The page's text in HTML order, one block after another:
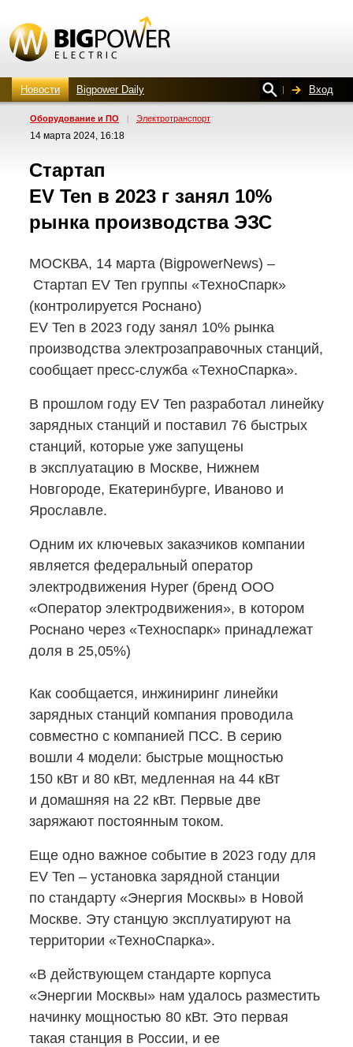
Новости Bigpower Daily Вход
Оборудование и ПО | Электротранспорт
14 марта 2024, 16:18
Стартап
EV Ten в 2023 г занял 10%
рынка производства ЭЗС
МОСКВА, 14 марта (BigpowerNews) –
Стартап EV Ten группы «ТехноСпарк»
(контролируется Роснано)
EV Ten в 2023 году занял 10% рынка
производства электрозаправочных станций,
сообщает пресс-служба «ТехноСпарка».
В прошлом году EV Ten разработал линейку
зарядных станций и поставил 76 быстрых
станций, которые уже запущены
в эксплуатацию в Москве, Нижнем
Новгороде, Екатеринбурге, Иваново и
Ярославле.
Одним их ключевых заказчиков компании
является федеральный оператор
электродвижения Hyper (бренд ООО
«Оператор электродвижения», в котором
Роснано через «Техноспарк» принадлежат
доля в 25,05%)
Как сообщается, инжиниринг линейки
зарядных станций компания проводила
совместно с компанией ПСС. В серию
вошли 4 модели: быстрые мощностью
150 кВт и 80 кВт, медленная на 44 кВт
и домашняя на 22 кВт. Первые две
заряжают постоянным током.
Еще одно важное событие в 2023 году для
EV Ten – установка зарядной станции
по стандарту «Энергия Москвы» в Новой
Москве. Эту станцую эксплуатируют на
территории «ТехноСпарка».
«В действующем стандарте корпуса
«Энергии Москвы» нам удалось разместить
начинку мощностью 80 кВт. Это первая
такая станция в России, и ее